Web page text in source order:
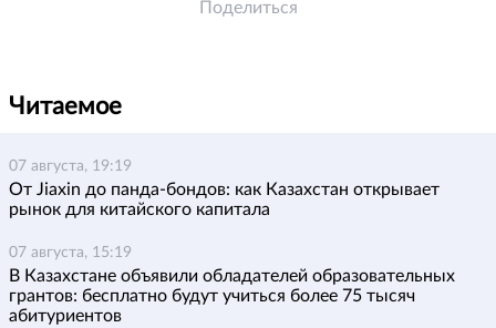
Поделиться
Читаемое
07 августа, 19:19
От Jiaxin до панда-бондов: как Казахстан открывает
рынок для китайского капитала
07 августа, 15:19
В Казахстане объявили обладателей образовательных
грантов: бесплатно будут учиться более 75 тысяч
абитуриентов